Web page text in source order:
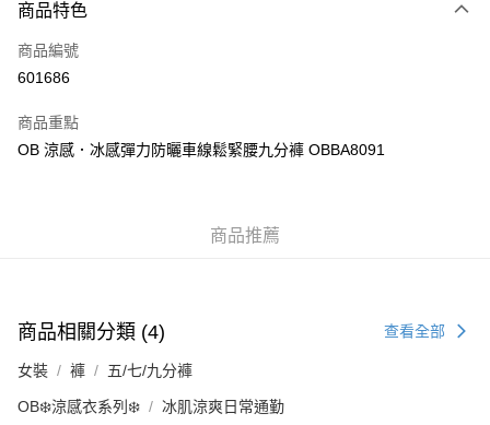
信用卡
Apple Pay
PayMe
付款後順豐站及營業點
每筆HK$40.00，滿HK$350.00或以上免運費
付款後順豐合作便利店
商品特色
商品編號
601686
商品重點
OB 涼感．冰感彈力防曬車線鬆緊腰九分褲 OBBA8091
商品推薦
商品相關分類 (4) 查看全部
女裝 褲 五/七/九分褲
OB❄️涼感衣系列❄️ 冰肌涼爽日常通勤